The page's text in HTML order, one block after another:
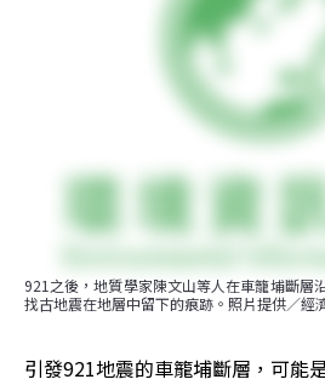
921之後，地質學家陳文山等人在車籠埔斷層
找古地震在地層中留下的痕跡。照片提供／經
引發921地震的車籠埔斷層，可能